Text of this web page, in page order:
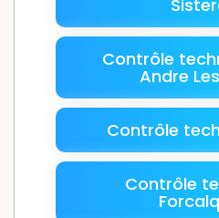
Contrôle
Andre
Contrôle
Contrôle